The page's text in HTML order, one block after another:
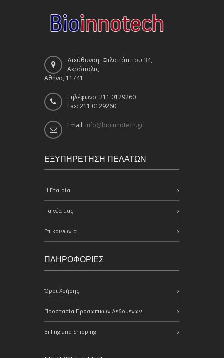
Διεύθυνση: Φιλοπάππου 34,
Ακρόπολις
Αθήνα, 11741
Τηλέφωνο: 211 0129260
Fax: 211 0129260
Email: info@bioinnotech.gr
ΕΞΥΠΗΡΕΤΗΣΗ ΠΕΛΑΤΩΝ
Η Εταιρία
Τα νέα μας
Επικοινωνία
ΠΛΗΡΟΦΟΡΙΕΣ
Όροι Χρήσης
Προστασία Προσωπικών Δεδομένων
Billing and Shipping